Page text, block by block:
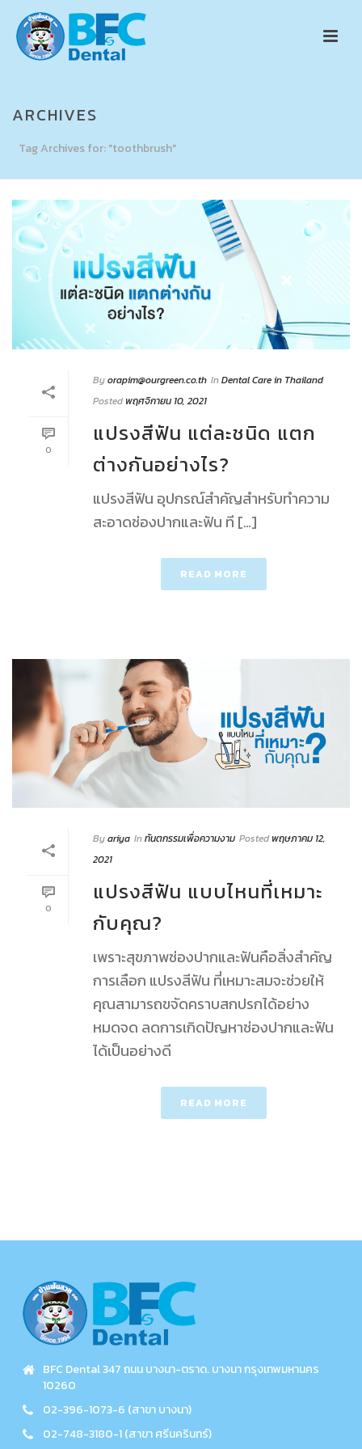
ARCHIVES
Tag Archives for: "toothbrush"
0
Byorapim@ourgreen.co.th InDental Care in Thailand
Posted พฤศจิกายน 10, 2021
แปรงสีฟัน แต่ละชนิด แตก
ต่างกันอย่างไร?
แปรงสีฟัน อุปกรณ์สำคัญสำหรับทำความ
สะอาดช่องปากและฟัน ที […]
READ MORE
0
Byariya Inทันตกรรมเพื่อความงาม Posted พฤษภาคม 12,
2021
แปรงสีฟัน แบบไหนที่เหมาะ
กับคุณ?
เพราะสุขภาพช่องปากและฟันคือสิ่งสำคัญ
การเลือก แปรงสีฟัน ที่เหมาะสมจะช่วยให้
คุณสามารถขจัดคราบสกปรกได้อย่าง
หมดจด ลดการเกิดปัญหาช่องปากและฟัน
ได้เป็นอย่างดี
READ MORE
BFC Dental 347 ถนน บางนา-ตราด. บางนา กรุงเทพมหานคร
10260
02-396-1073-6 (สาขา บางนา)
02-748-3180-1 (สาขา ศรีนครินทร์)